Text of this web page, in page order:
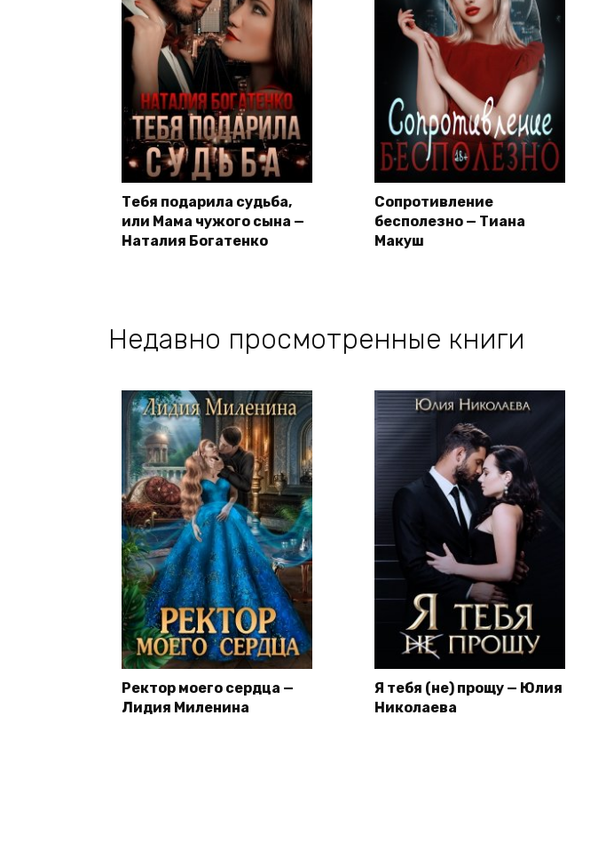
Тебя подарила судьба,
или Мама чужого сына —
Наталия Богатенко
Сопротивление
бесполезно — Тиана
Макуш
Недавно просмотренные книги
Ректор моего сердца —
Лидия Миленина
Я тебя (не) прощу — Юлия
Николаева